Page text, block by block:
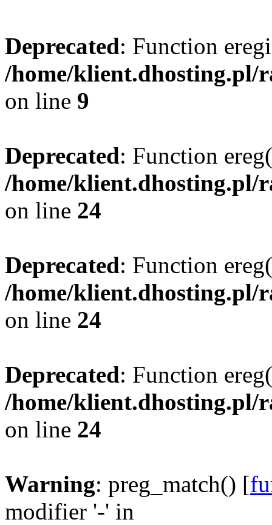
Deprecated: Function
/home/klient.dhosting.pl/
on line 9
Deprecated: Function
/home/klient.dhosting.pl/
on line 24
Deprecated: Function
/home/klient.dhosting.pl/
on line 24
Deprecated: Function
/home/klient.dhosting.pl/
on line 24
Warning: preg_match() [
modifier '-' in